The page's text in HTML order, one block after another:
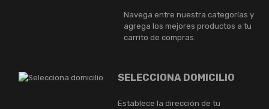
Navega entre nuestra categorías y
agrega los mejores productos a tu
carrito de compras.
SELECCIONA DOMICILIO
Establece la dirección de tu